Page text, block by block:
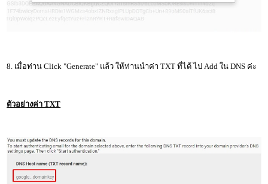
8. เมื่อท่าน Click "Generate" แล้ว ให้ท่านนำค่า TXT ที่ได้ ไป Add ใน DNS ค่ะ
ตัวอย่างค่า TXT